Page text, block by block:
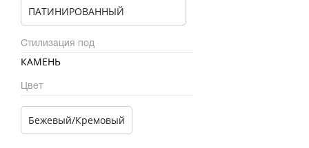
ПАТИНИРОВАННЫЙ
Стилизация под
КАМЕНЬ
Цвет
Бежевый/Кремовый